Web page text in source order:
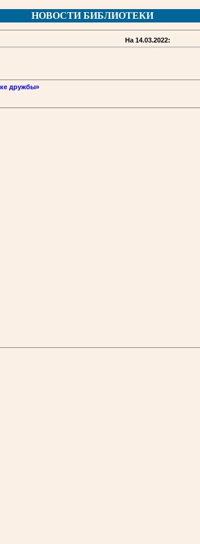
НОВОСТИ БИБЛИОТЕКИ
На 14.03.2022:
дружбы»